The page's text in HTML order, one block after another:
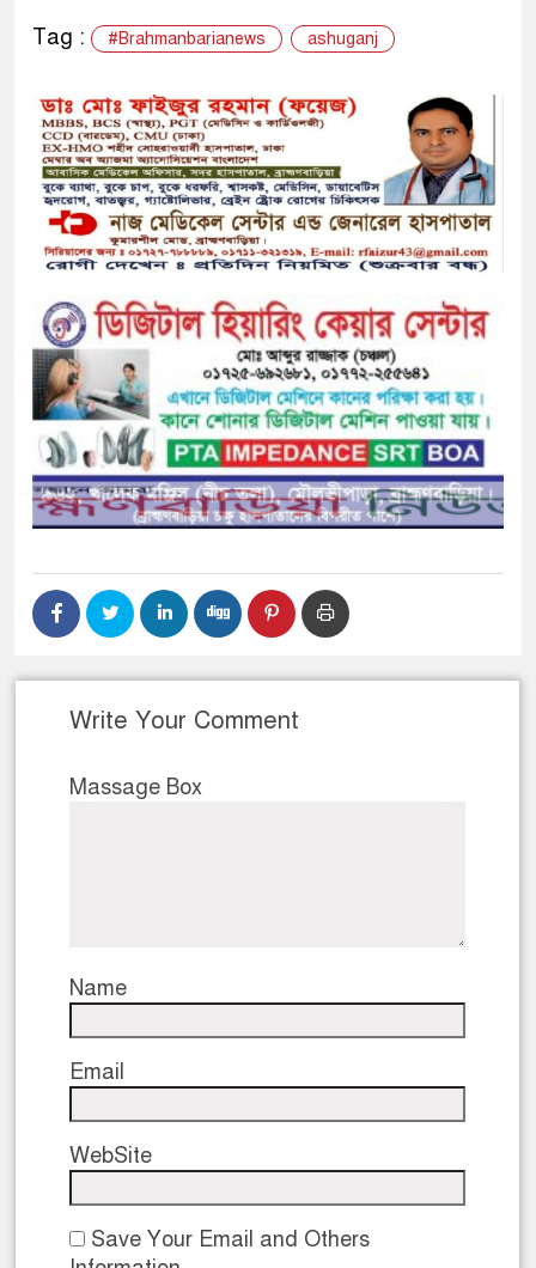
Tag :
#Brahmanbarianews ashuganj
Write Your Comment
Massage Box
Name
Email
WebSite
Save Your Email and Others